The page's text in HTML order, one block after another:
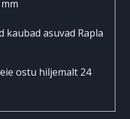
kaubad asuvad Rapla
ostu hiljemalt 24